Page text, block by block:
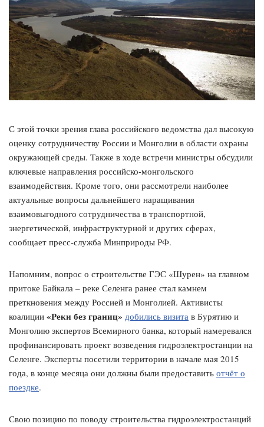
С этой точки зрения глава российского ведомства дал высокую
оценку сотрудничеству России и Монголии в области охраны
окружающей среды. Также в ходе встречи министры обсудили
ключевые направления российско-монгольского
взаимодействия. Кроме того, они рассмотрели наиболее
актуальные вопросы дальнейшего наращивания
взаимовыгодного сотрудничества в транспортной,
энергетической, инфраструктурной и других сферах,
сообщает пресс-служба Минприроды РФ.
Напомним, вопрос о строительстве ГЭС «Шурен» на главном
притоке Байкала – реке Селенга ранее стал камнем
преткновения между Россией и Монголией. Активисты
коалиции «Реки без границ» добились визита в Бурятию и
Монголию экспертов Всемирного банка, который намеревался
профинансировать проект возведения гидроэлектростанции на
Селенге. Эксперты посетили территории в начале мая 2015
года, в конце месяца они должны были предоставить отчёт о
поездке.
Свою позицию по поводу строительства гидроэлектростанций